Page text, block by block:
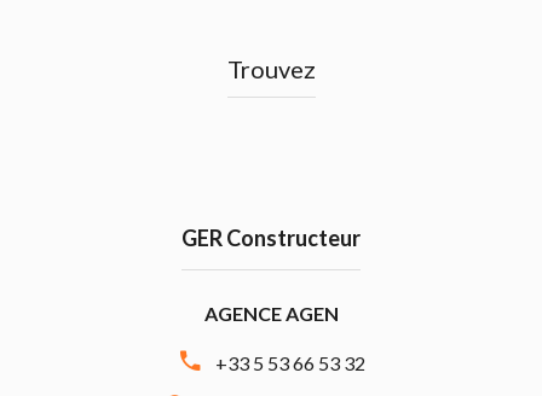
Trouvez
GER Constructeur
AGENCE AGEN
+33 5 53 66 53 32